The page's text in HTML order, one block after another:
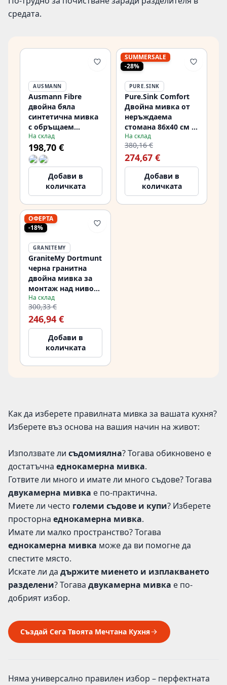
средата.
AUSMANN
Ausmann Fibre
двойна бяла
синтетична мивка
с обръщаем
отцедник 116x50
см 1208956794
На склад
198,70 €
Добави в
количката
SUMMERSALE
-28%
PURE.SINK
Pure.Sink Comfort
Двойна мивка от
неръждаема
стомана 86x40 см –
за вграждане, за
вграждане на едно
ниво и за монтаж
върху плот
PCM404040-02
На склад
380,16 €
274,67 €
Добави в
количката
ОФЕРТА
-18%
GRANITEMY
GraniteMy Dortmunt
черна гранитна
двойна мивка за
монтаж над нивото
на плота 76x48 см
1208957357
На склад
300,33 €
246,94 €
Добави в
количката
Как да изберете правилната мивка за вашата кухня?
Изберете въз основа на вашия начин на живот:
Използвате ли съдомиялна? Тогава обикновено е
достатъчна еднокамерна мивка.
Готвите ли много и имате ли много съдове? Тогава
двукамерна мивка е по-практична.
Миете ли често големи съдове и купи? Изберете
просторна еднокамерна мивка.
Имате ли малко пространство? Тогава
еднокамерна мивка може да ви помогне да
спестите място.
Искате ли да държите миенето и изплакването
разделени? Тогава двукамерна мивка е по-
добрият избор.
Създай Сега Твоята Мечтана Кухня
Няма универсално правилен избор – перфектната